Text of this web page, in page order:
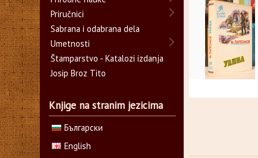
Priručnici
Sabrana i odabrana dela
Umetnosti
Štamparstvo - Katalozi izdanja
Josip Broz Tito
Knjige na stranim jezicima
Български
English